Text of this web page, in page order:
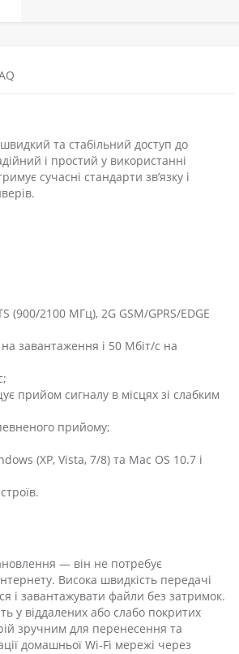
та стабільний доступ до
і простий у використанні
сучасні стандарти зв’язку і
(900/2100 МГц), 2G GSM/GPRS/EDGE
завантаження і 50 Мбіт/с на
прийом сигналу в місцях зі слабким
прийому;
(XP, Vista, 7/8) та Mac OS 10.7 і
— він не потребує
Висока швидкість передачі
і завантажувати файли без затримок.
у віддалених або слабо покритих
зручним для перенесення та
домашньої Wi-Fi мережі через